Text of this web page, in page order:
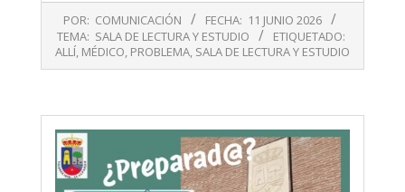
06-
11
POR: COMUNICACIÓN FECHA: 11 JUNIO 2026
TEMA: SALA DE LECTURA Y ESTUDIO
ETIQUETADO:
ALLÍ, MÉDICO, PROBLEMA, SALA DE LECTURA Y ESTUDIO